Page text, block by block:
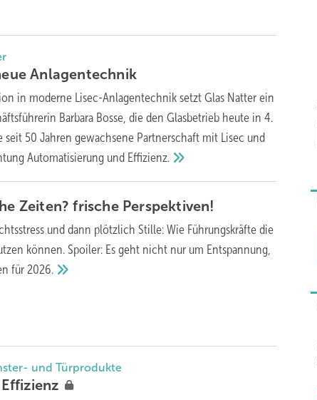
Anlagentechnik
in moderne Lisec-Anlagentechnik setzt Glas Natter ein
Barbara Bosse, die den Glasbetrieb heute in 4.
50 Jahren gewachsene Partnerschaft mit Lisec und
Automatisierung und Effizienz.
Zeiten? frische Perspektiven!
und dann plötzlich Stille: Wie Führungskräfte die
können. Spoiler: Es geht nicht nur um Entspannung,
für 2026.
und Türprodukte
Effizienz